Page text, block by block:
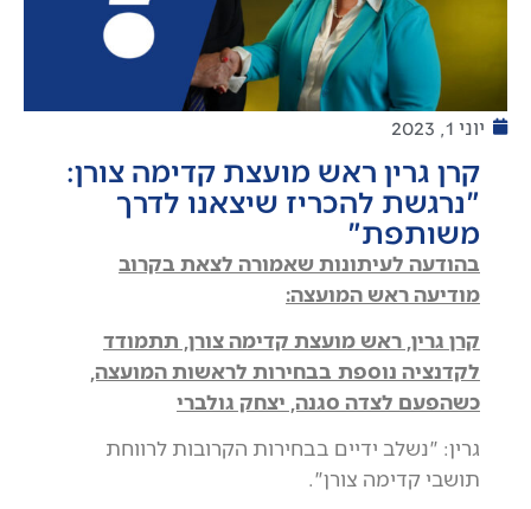
יוני 1, 2023
קרן גרין ראש מועצת קדימה צורן:
"נרגשת להכריז שיצאנו לדרך
משותפת"
בהודעה לעיתונות שאמורה לצאת בקרוב
מודיעה ראש המועצה:
קרן גרין, ראש מועצת קדימה צורן, תתמודד
לקדנציה נוספת בבחירות לראשות המועצה,
כשהפעם לצדה סגנה, יצחק גולברי
גרין: "נשלב ידיים בבחירות הקרובות לרווחת
תושבי קדימה צורן".